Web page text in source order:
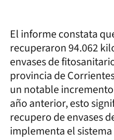
El informe constata
recuperaron 94.062
envases de
provincia de
un notable
año anterior, esto
recupero de envases
implementa el